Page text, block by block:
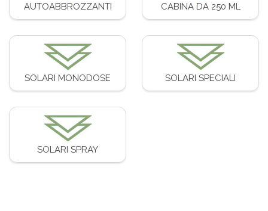
AUTOABBROZZANTI CABINA DA 250 ML
SOLARI MONODOSE SOLARI SPECIALI
SOLARI SPRAY